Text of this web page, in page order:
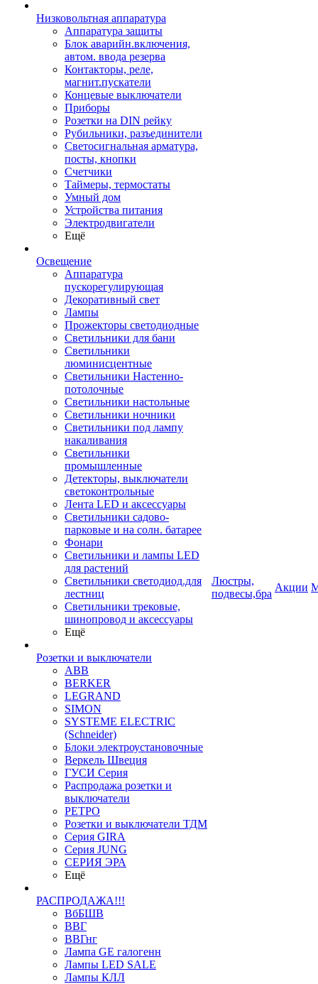
Низковольтная аппаратура
Аппаратура защиты
Блок аварийн.включения,
автом. ввода резерва
Контакторы, реле,
магнит.пускатели
Концевые выключатели
Приборы
Розетки на DIN рейку
Рубильники, разъединители
Светосигнальная арматура,
посты, кнопки
Счетчики
Таймеры, термостаты
Умный дом
Устройства питания
Электродвигатели
Ещё
Освещение
Аппаратура
пускорегулирующая
Декоративный свет
Лампы
Прожекторы светодиодные
Светильники для бани
Светильники
люминисцентные
Светильники Настенно-
потолочные
Светильники настольные
Светильники ночники
Светильники под лампу
накаливания
Светильники
промышленные
Детекторы, выключатели
светоконтрольные
Лента LED и аксессуары
Светильники садово-
парковые и на солн. батарее
Фонари
Светильники и лампы LED
для растений
Светильники светодиод.для
лестниц
Светильники трековые,
шинопровод и аксессуары
Ещё
Розетки и выключатели
ABB
BERKER
LEGRAND
SIMON
SYSTEME ELECTRIC
(Schneider)
Блоки электроустановочные
Веркель Швеция
ГУСИ Серия
Распродажа розетки и
выключатели
РЕТРО
Розетки и выключатели ТДМ
Серия GIRA
Серия JUNG
СЕРИЯ ЭРА
Ещё
РАСПРОДАЖА!!!
ВбБШВ
ВВГ
ВВГнг
Лампа GE галогенн
Лампы LED SALE
Лампы КЛЛ
Люстры,
подвесы,бра
Акции